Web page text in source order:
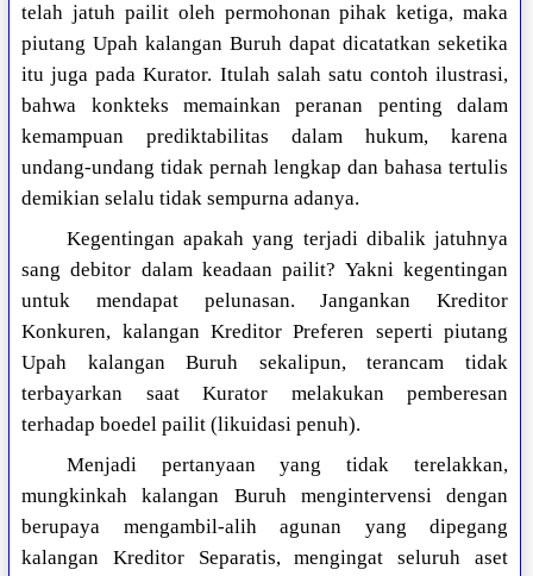
telah jatuh pailit oleh permohonan pihak ketiga, maka
piutang Upah kalangan Buruh dapat dicatatkan seketika
itu juga pada Kurator. Itulah salah satu contoh ilustrasi,
bahwa konkteks memainkan peranan penting dalam
kemampuan prediktabilitas dalam hukum, karena
undang-undang tidak pernah lengkap dan bahasa tertulis
demikian selalu tidak sempurna adanya.
Kegentingan apakah yang terjadi dibalik jatuhnya
sang debitor dalam keadaan pailit? Yakni kegentingan
untuk mendapat pelunasan. Jangankan Kreditor
Konkuren, kalangan Kreditor Preferen seperti piutang
Upah kalangan Buruh sekalipun, terancam tidak
terbayarkan saat Kurator melakukan pemberesan
terhadap boedel pailit (likuidasi penuh).
Menjadi pertanyaan yang tidak terelakkan,
mungkinkah kalangan Buruh mengintervensi dengan
berupaya mengambil-alih agunan yang dipegang
kalangan Kreditor Separatis, mengingat seluruh aset